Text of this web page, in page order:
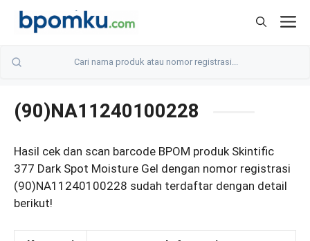
Skip
(90)NA11240100228
Hasil cek dan scan barcode BPOM produk Skintific
377 Dark Spot Moisture Gel dengan nomor registrasi
(90)NA11240100228 sudah terdaftar dengan detail
berikut!